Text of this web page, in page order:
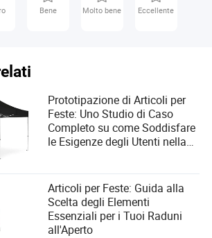
costosi valgono il costo?
la mia attrezzatura da campeggio?
la protezione dagli elementi, la
e le riparazioni tempestive aiutano
Segui le istruzioni del
specifici sulla cura.
Bene Molto bene Eccellente
Prototipazione di Articoli per
Feste: Uno Studio di Caso
Completo su come Soddisfare
le Esigenze degli Utenti nella
all'Aperto
Articoli per Feste: Guida alla
Scelta degli Elementi
Essenziali per i Tuoi Raduni
all'Aperto